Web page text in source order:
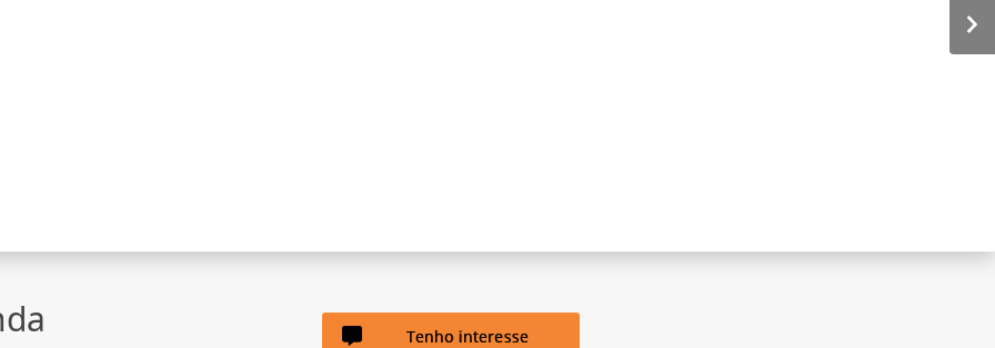
Tenho interesse